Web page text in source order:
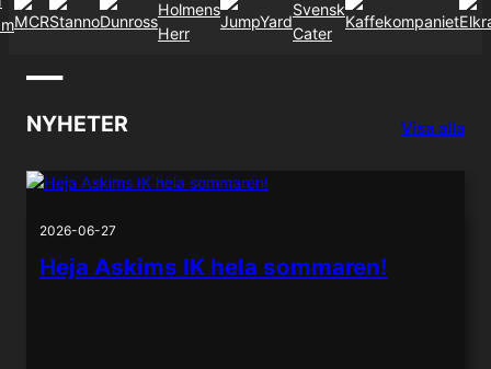
—
NYHETER Visa alla
2026-06-27
Heja Askims IK hela sommaren!